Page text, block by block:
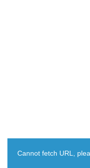
Cannot fetch URL,